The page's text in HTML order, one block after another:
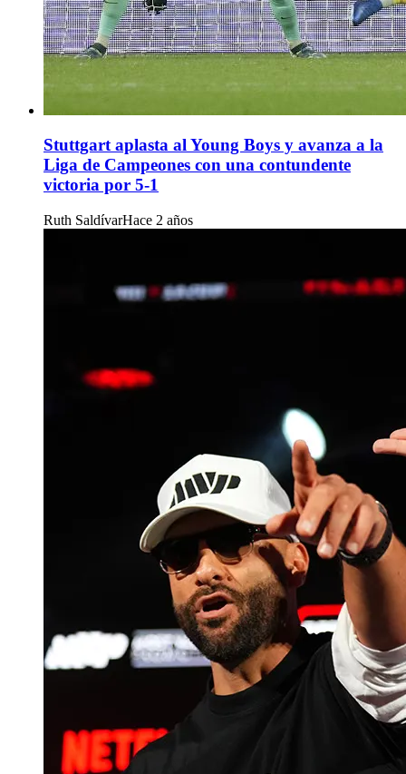
Stuttgart aplasta al Young Boys y avanza a la
Liga de Campeones con una contundente
victoria por 5-1
Ruth SaldívarHace 2 años